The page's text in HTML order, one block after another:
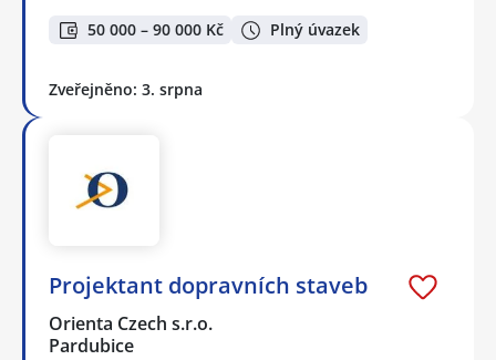
50 000 – 90 000 Kč Plný úvazek
Zveřejněno: 3. srpna
Projektant dopravních staveb
Orienta Czech s.r.o.
Pardubice